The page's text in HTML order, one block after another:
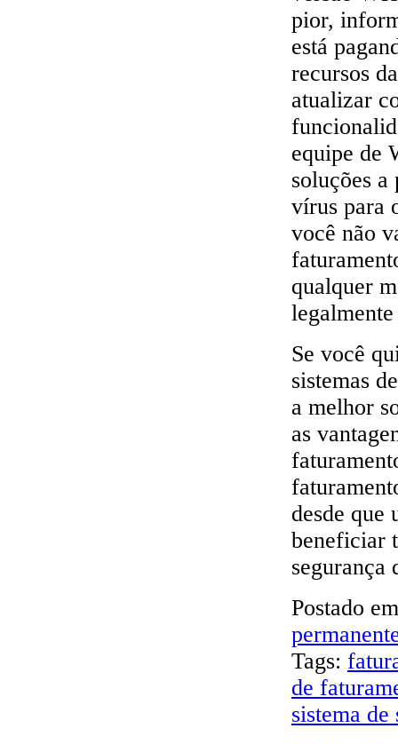
pior,
está
recursos
atualizar
equipe de
soluções
vírus para
você não
qualquer
Se você
sistemas
a melhor
as
desde que
beneficiar
Postado
Tags:
de
sistema de